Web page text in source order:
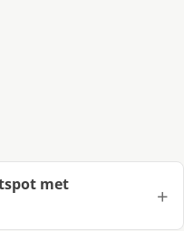
met